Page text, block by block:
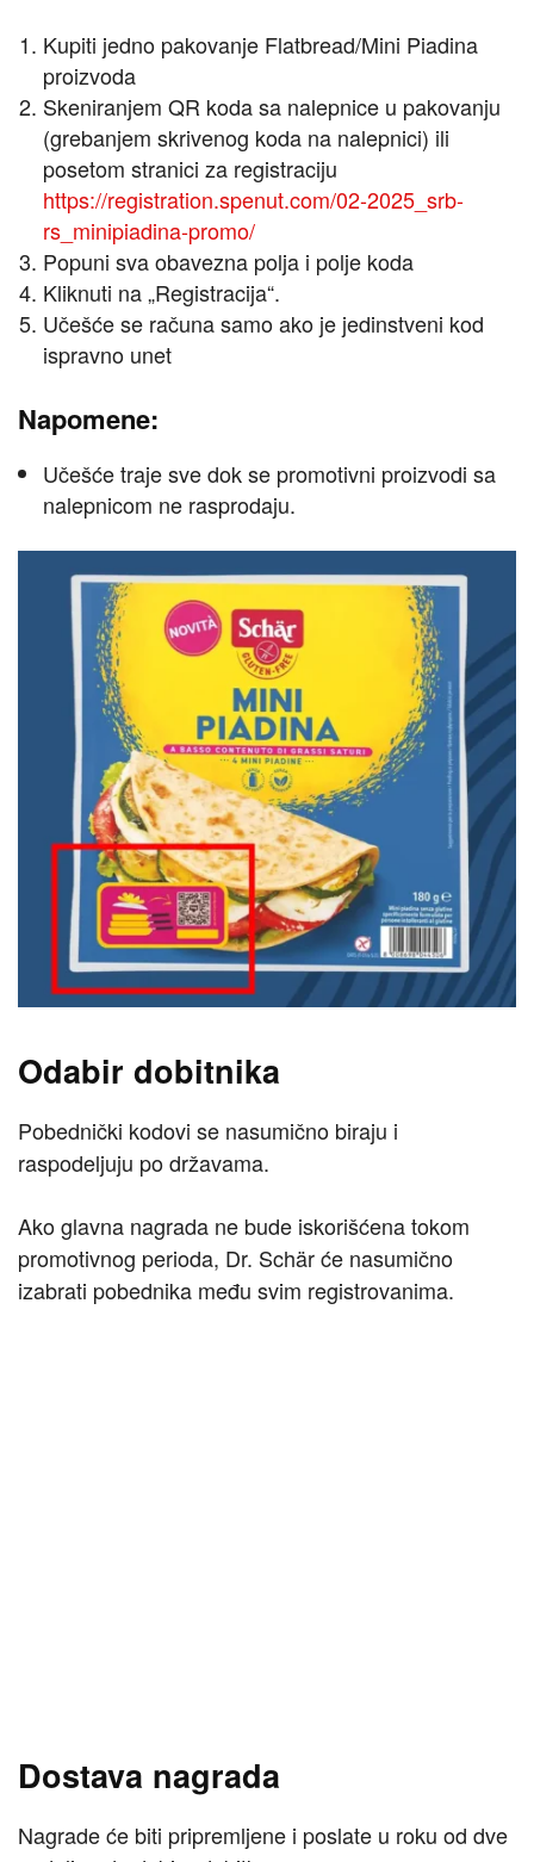
Kupiti jedno pakovanje Flatbread/Mini Piadina
proizvoda
Skeniranjem QR koda sa nalepnice u pakovanju
(grebanjem skrivenog koda na nalepnici) ili
posetom stranici za registraciju
https://registration.spenut.com/02-2025_srb-
rs_minipiadina-promo/
Popuni sva obavezna polja i polje koda
Kliknuti na „Registracija“.
Učešće se računa samo ako je jedinstveni kod
ispravno unet
Napomene:
Učešće traje sve dok se promotivni proizvodi sa
nalepnicom ne rasprodaju.
Odabir dobitnika
Pobednički kodovi se nasumično biraju i
raspodeljuju po državama.
Ako glavna nagrada ne bude iskorišćena tokom
promotivnog perioda, Dr. Schär će nasumično
izabrati pobednika među svim registrovanima.
Dostava nagrada
Nagrade će biti pripremljene i poslate u roku od dve